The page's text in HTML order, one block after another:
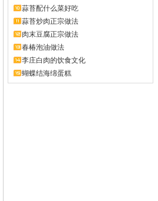
蒜苔配什么菜好吃
蒜苔炒肉正宗做法
肉末豆腐正宗做法
春椿泡油做法
李庄白肉的饮食文化
蝴蝶结海绵蛋糕